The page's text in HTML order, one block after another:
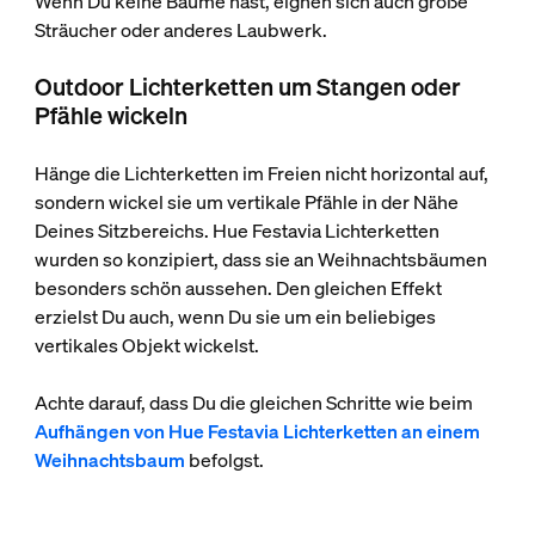
Sträucher oder anderes Laubwerk.
Outdoor Lichterketten um Stangen oder
Pfähle wickeln
Hänge die Lichterketten im Freien nicht horizontal auf,
sondern wickel sie um vertikale Pfähle in der Nähe
Deines Sitzbereichs. Hue Festavia Lichterketten
wurden so konzipiert, dass sie an Weihnachtsbäumen
besonders schön aussehen. Den gleichen Effekt
erzielst Du auch, wenn Du sie um ein beliebiges
vertikales Objekt wickelst.
Achte darauf, dass Du die gleichen Schritte wie beim
Aufhängen von Hue Festavia Lichterketten an einem
Weihnachtsbaum befolgst.